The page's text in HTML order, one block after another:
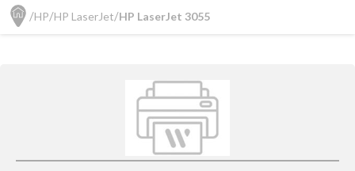
HP HP LaserJet HP LaserJet 3055